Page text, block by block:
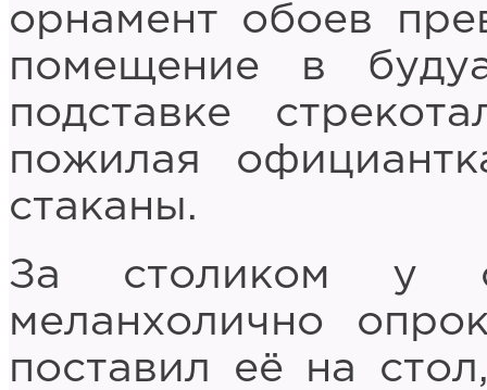
орнамент обоев
помещение в
подставке
пожилая
стаканы.
За столиком у
меланхолично
поставил её на